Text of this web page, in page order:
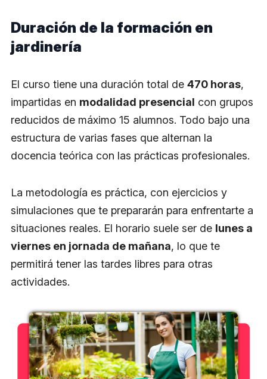
Duración de la formación en
jardinería
El curso tiene una duración total de 470 horas,
impartidas en modalidad presencial con grupos
reducidos de máximo 15 alumnos. Todo bajo una
estructura de varias fases que alternan la
docencia teórica con las prácticas profesionales.
La metodología es práctica, con ejercicios y
simulaciones que te prepararán para enfrentarte a
situaciones reales. El horario suele ser de lunes a
viernes en jornada de mañana, lo que te
permitirá tener las tardes libres para otras
actividades.